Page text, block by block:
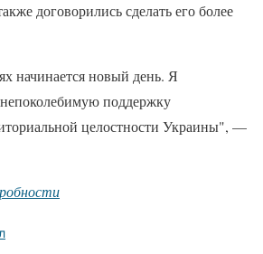
договорились сделать его более
начинается новый день. Я
поддержку
целостности Украины", —